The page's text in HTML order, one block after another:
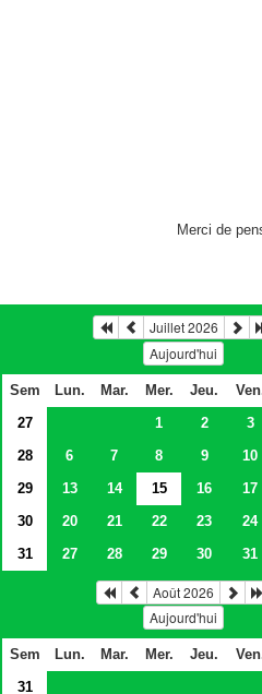
Merci de
Juillet 2026
Aujourd'hui
Sem Lun. Mar. Mer. Jeu.
27
1 2 3
28
6 7 8 9 10
29
13 14 15 16 17
30
20 21 22 23 24
31
27 28 29 30 31
Août 2026
Aujourd'hui
Sem Lun. Mar. Mer. Jeu.
31